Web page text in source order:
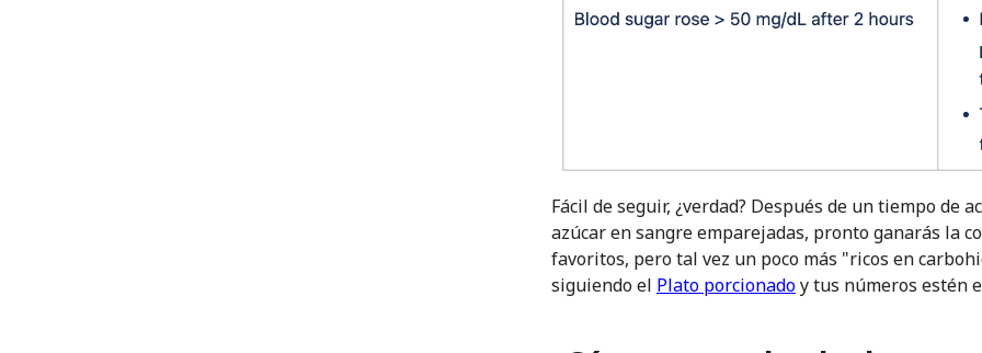
Fácil de seguir, ¿verdad? Después de un tiempo de
azúcar en sangre emparejadas, pronto ganarás la
favoritos, pero tal vez un poco más "ricos en
siguiendo el Plato porcionadoy tus números estén